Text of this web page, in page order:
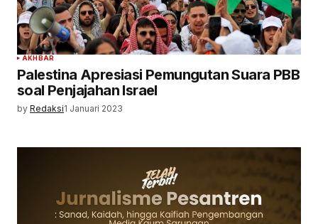
AKHBAR
Palestina Apresiasi Pemungutan Suara PBB
soal Penjajahan Israel
by Redaksi1 Januari 2023